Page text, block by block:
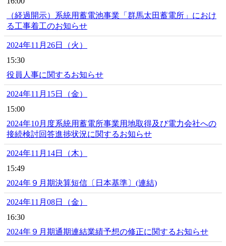
（経過開示）系統用蓄電池事業「群馬太田蓄電所」におけ
る工事着工のお知らせ
2024年11月26日（火）
15:30
役員人事に関するお知らせ
2024年11月15日（金）
15:00
2024年10月度系統用蓄電所事業用地取得及び電力会社への
接続検討回答進捗状況に関するお知らせ
2024年11月14日（木）
15:49
2024年９月期決算短信〔日本基準〕(連結)
2024年11月08日（金）
16:30
2024年９月期通期連結業績予想の修正に関するお知らせ